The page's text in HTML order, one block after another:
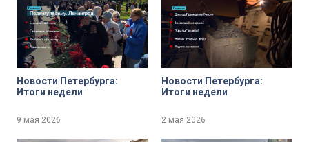
Новости Петербурга:
Итоги недели
9 мая 2026
Новости Петербурга:
Итоги недели
2 мая 2026